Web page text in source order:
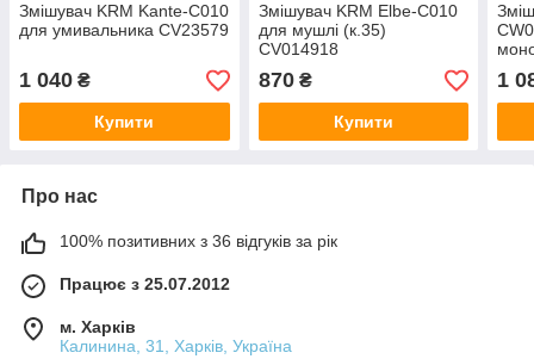
Змішувач KRM Kante-C010
для умивальника CV23579
1 040 ₴
Купити
Змішувач KRM Elbe-C010
для мушлі (к.35)
CV014918
870₴
Купити
1
Про нас
100% позитивних з 36 відгуків за рік
Працює з 25.07.2012
м. Харків
Калинина, 31, Харків, Україна